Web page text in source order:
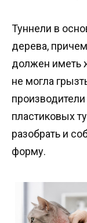
Туннели в
дерева,
должен иметь
не могла
пластиковых
разобрать и
форму.